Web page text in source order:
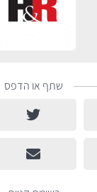
שתף או הדפס